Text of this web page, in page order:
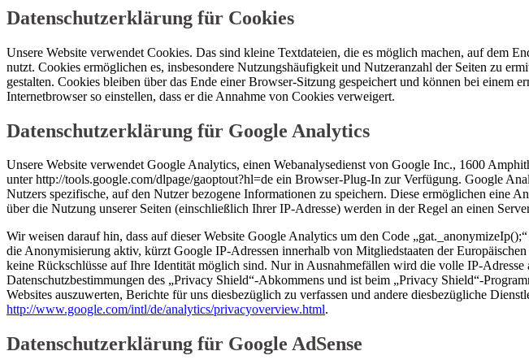
Datenschutzerklärung für Cookies
Unsere Website verwendet Cookies. Das sind kleine Textdateien, die es möglich machen, auf dem
nutzt. Cookies ermöglichen es, insbesondere Nutzungshäufigkeit und Nutzeranzahl der Seiten zu
gestalten. Cookies bleiben über das Ende einer Browser-Sitzung gespeichert und können bei einem
Internetbrowser so einstellen, dass er die Annahme von Cookies verweigert.
Datenschutzerklärung für Google Analytics
Unsere Website verwendet Google Analytics, einen Webanalysedienst von Google Inc., 1600
unter http://tools.google.com/dlpage/gaoptout?hl=de ein Browser-Plug-In zur Verfügung. Google
Nutzers spezifische, auf den Nutzer bezogene Informationen zu speichern. Diese ermöglichen eine
über die Nutzung unserer Seiten (einschließlich Ihrer IP-Adresse) werden in der Regel an einen
Wir weisen darauf hin, dass auf dieser Website Google Analytics um den Code
die Anonymisierung aktiv, kürzt Google IP-Adressen innerhalb von Mitgliedstaaten der
keine Rückschlüsse auf Ihre Identität möglich sind. Nur in Ausnahmefällen wird die volle IP-
Datenschutzbestimmungen des „Privacy Shield“-Abkommens und ist beim „Privacy Shield“-
Websites auszuwerten, Berichte für uns diesbezüglich zu verfassen und andere diesbezügliche
http://www.google.com/intl/de/analytics/privacyoverview.html.
Datenschutzerklärung für Google AdSense